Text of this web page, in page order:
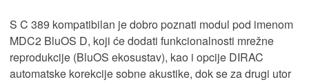
S C 389 kompatibilan je dobro poznati modul pod imenom
MDC2 BluOS D, koji će dodati funkcionalnosti mrežne
reprodukcije (BluOS ekosustav), kao i opcije DIRAC
automatske korekcije sobne akustike, dok se za drugi utor